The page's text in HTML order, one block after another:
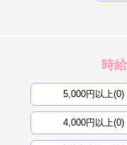
時
5,000円以上(0)
4,000円以上(0)